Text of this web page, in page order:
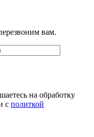
вам.
на обработку
с политкой